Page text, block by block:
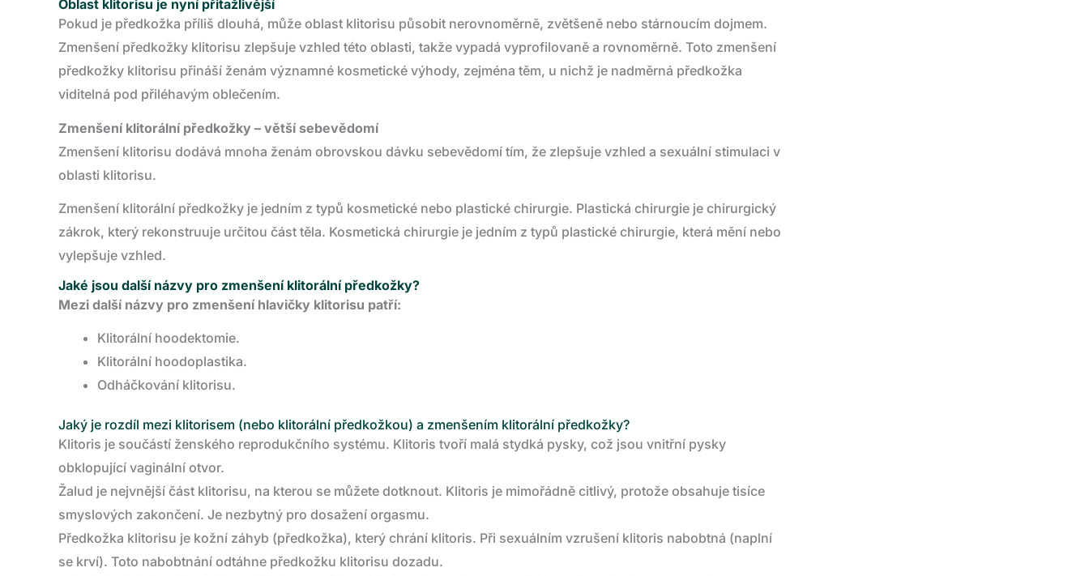
Oblast klitorisu je nyní přitažlivější
Pokud je předkožka příliš dlouhá, může oblast klitorisu působit nerovnoměrně, zvětšeně nebo stárnoucím dojmem.
Zmenšení předkožky klitorisu zlepšuje vzhled této oblasti, takže vypadá vyprofilovaně a rovnoměrně. Toto zmenšení
předkožky klitorisu přináší ženám významné kosmetické výhody, zejména těm, u nichž je nadměrná předkožka
viditelná pod přiléhavým oblečením.
Zmenšení klitorální předkožky – větší sebevědomí
Zmenšení klitorisu dodává mnoha ženám obrovskou dávku sebevědomí tím, že zlepšuje vzhled a sexuální stimulaci v
oblasti klitorisu.
Zmenšení klitorální předkožky je jedním z typů kosmetické nebo plastické chirurgie. Plastická chirurgie je chirurgický
zákrok, který rekonstruuje určitou část těla. Kosmetická chirurgie je jedním z typů plastické chirurgie, která mění nebo
vylepšuje vzhled.
Jaké jsou další názvy pro zmenšení klitorální předkožky?
Mezi další názvy pro zmenšení hlavičky klitorisu patří:
Klitorální hoodektomie.
Klitorální hoodoplastika.
Odháčkování klitorisu.
Jaký je rozdíl mezi klitorisem (nebo klitorální předkožkou) a zmenšením klitorální předkožky?
Klitoris je součástí ženského reprodukčního systému. Klitoris tvoří malá stydká pysky, což jsou vnitřní pysky
obklopující vaginální otvor.
Žalud je nejvnější část klitorisu, na kterou se můžete dotknout. Klitoris je mimořádně citlivý, protože obsahuje tisíce
smyslových zakončení. Je nezbytný pro dosažení orgasmu.
Předkožka klitorisu je kožní záhyb (předkožka), který chrání klitoris. Při sexuálním vzrušení klitoris nabobtná (naplní
se krví). Toto nabobtnání odtáhne předkožku klitorisu dozadu.